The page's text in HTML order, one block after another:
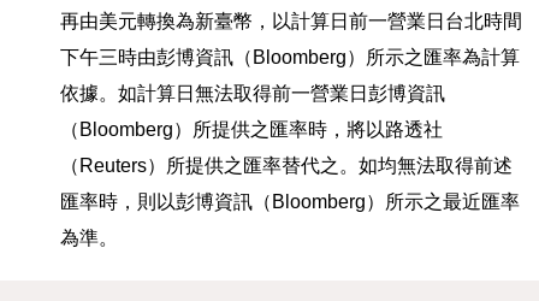
再由美元轉換為新臺幣，以計算日前一營業日台北時間
下午三時由彭博資訊（Bloomberg）所示之匯率為計算
依據。如計算日無法取得前一營業日彭博資訊
（Bloomberg）所提供之匯率時，將以路透社
（Reuters）所提供之匯率替代之。如均無法取得前述
匯率時，則以彭博資訊（Bloomberg）所示之最近匯率
為準。